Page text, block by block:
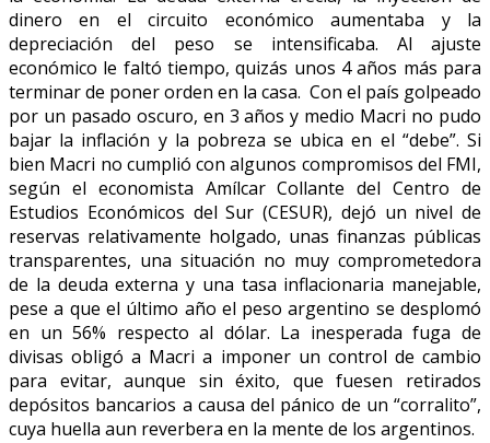
dinero en el circuito económico aumentaba y la
depreciación del peso se intensificaba. Al ajuste
económico le faltó tiempo, quizás unos 4 años más para
terminar de poner orden en la casa. Con el país golpeado
por un pasado oscuro, en 3 años y medio Macri no pudo
bajar la inflación y la pobreza se ubica en el “debe”. Si
bien Macri no cumplió con algunos compromisos del FMI,
según el economista Amílcar Collante del Centro de
Estudios Económicos del Sur (CESUR), dejó un nivel de
reservas relativamente holgado, unas finanzas públicas
transparentes, una situación no muy comprometedora
de la deuda externa y una tasa inflacionaria manejable,
pese a que el último año el peso argentino se desplomó
en un 56% respecto al dólar. La inesperada fuga de
divisas obligó a Macri a imponer un control de cambio
para evitar, aunque sin éxito, que fuesen retirados
depósitos bancarios a causa del pánico de un “corralito”,
cuya huella aun reverbera en la mente de los argentinos.